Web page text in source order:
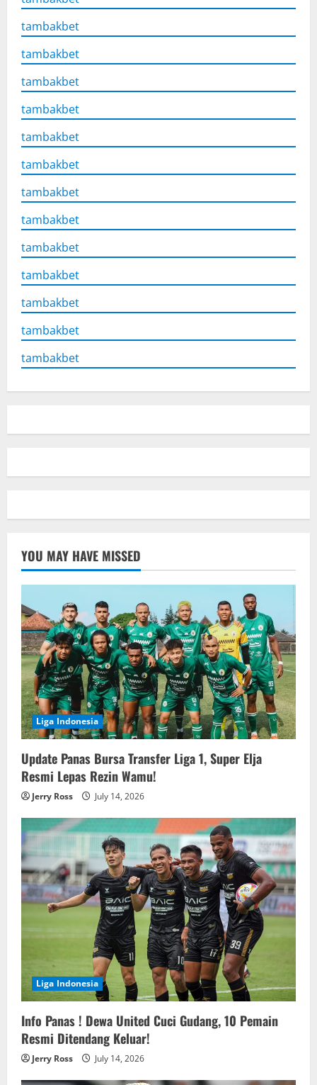
tambakbet
tambakbet
tambakbet
tambakbet
tambakbet
tambakbet
tambakbet
tambakbet
tambakbet
tambakbet
tambakbet
tambakbet
tambakbet
YOU MAY HAVE MISSED
Liga Indonesia
Update Panas Bursa Transfer Liga 1, Super Elja
Resmi Lepas Rezin Wamu!
Jerry Ross July 14, 2026
Liga Indonesia
Info Panas ! Dewa United Cuci Gudang, 10 Pemain
Resmi Ditendang Keluar!
Jerry Ross July 14, 2026